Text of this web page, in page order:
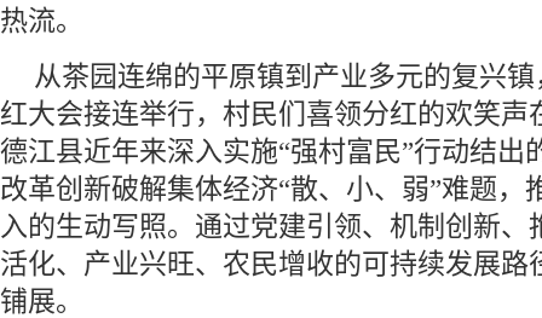
热流。
从茶园连绵的平原镇到产业多元的复兴
红大会接连举行，村民们喜领分红的欢笑声
德江县近年来深入实施“强村富民”行动结出
改革创新破解集体经济“散、小、弱”难题，
入的生动写照。通过党建引领、机制创新、
活化、产业兴旺、农民增收的可持续发展路
铺展。